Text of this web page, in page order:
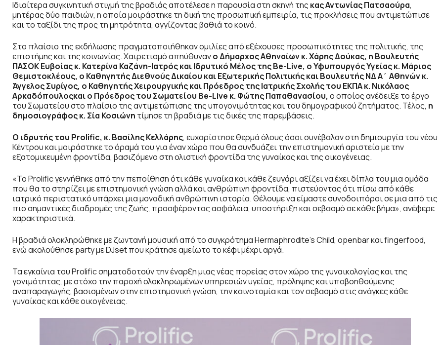
Ιδιαίτερα συγκινητική στιγμή της βραδιάς αποτέλεσε η παρουσία στη σκηνή της κας Αντωνίας Πατσαούρα,
μητέρας δύο παιδιών, η οποία μοιράστηκε τη δική της προσωπική εμπειρία, τις προκλήσεις που αντιμετώπισε
και το ταξίδι της προς τη μητρότητα, αγγίζοντας βαθιά το κοινό.
Στο πλαίσιο της εκδήλωσης πραγματοποιήθηκαν ομιλίες από εξέχουσες προσωπικότητες της πολιτικής, της
επιστήμης και της κοινωνίας. Χαιρετισμό απηύθυνανο Δήμαρχος Αθηναίων κ. Χάρης Δούκας, η Βουλευτής
ΠΑΣΟΚ Ευβοίας κ. Κατερίνα Καζάνη-Ιατρός και Ιδρυτικό Μέλος τηςBe-Live, ο Υφυπουργός Υγείας κ. Μάριος
Θεμιστοκλέους, ο Καθηγητής Διεθνούς Δικαίου και Εξωτερικής Πολιτικής και Βουλευτής ΝΔ Α΄ Αθηνών κ.
Άγγελος Συρίγος, ο Καθηγητής Χειρουργικής και Πρόεδρος της Ιατρικής Σχολής του ΕΚΠΑ κ. Νικόλαος
Αρκαδόπουλοςκαι ο Πρόεδρος του Σωματείου Be-Live κ. Φώτης Παπαθανασίου, ο οποίος ανέδειξε το έργο
του Σωματείου στο πλαίσιο της αντιμετώπισης της υπογονιμότητας και του δημογραφικού ζητήματος. Τέλος, η
δημοσιογράφος κ. Σία Κοσιώνη τίμησε τη βραδιά με τις δικές της παρεμβάσεις.
Ο ιδρυτής του Prolific, κ. Βασίλης Κελλάρης, ευχαρίστησε θερμά όλους όσοι συνέβαλαν στη δημιουργία του νέου
Κέντρου και μοιράστηκε το όραμά του για έναν χώρο που θα συνδυάζει την επιστημονική αριστεία με την
εξατομικευμένη φροντίδα, βασιζόμενο στη ολιστική φροντίδα της γυναίκας και της οικογένειας.
«Το Prolific γεννήθηκε από την πεποίθηση ότι κάθε γυναίκα και κάθε ζευγάρι αξίζει να έχει δίπλα του μια ομάδα
που θα το στηρίζει με επιστημονική γνώση αλλά και ανθρώπινη φροντίδα, πιστεύοντας ότι πίσω από κάθε
ιατρικό περιστατικό υπάρχει μια μοναδική ανθρώπινη ιστορία. Θέλουμε να είμαστε συνοδοιπόροι σε μια από τις
πιο σημαντικές διαδρομές της ζωής, προσφέροντας ασφάλεια, υποστήριξη και σεβασμό σε κάθε βήμα», ανέφερε
χαρακτηριστικά.
Η βραδιά ολοκληρώθηκε με ζωντανή μουσική από το συγκρότημα Hermaphrodite’s Child, openbar και fingerfood,
ενώ ακολούθησε party με DJset που κράτησε αμείωτο το κέφι μέχρι αργά.
Τα εγκαίνια του Prolific σηματοδοτούν την έναρξη μιας νέας πορείας στον χώρο της γυναικολογίας και της
γονιμότητας, με στόχο την παροχή ολοκληρωμένων υπηρεσιών υγείας, πρόληψης και υποβοηθούμενης
αναπαραγωγής, βασισμένων στην επιστημονική γνώση, την καινοτομία και τον σεβασμό στις ανάγκες κάθε
γυναίκας και κάθε οικογένειας.